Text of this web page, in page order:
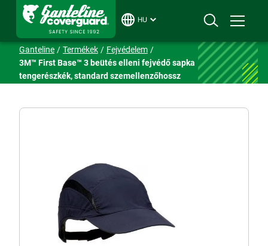
HU
Ganteline Termékek
Fejvédelem
3M™ First Base™ 3 beütés elleni fejvédő sapka
tengerészkék, standard szemellenzőhossz